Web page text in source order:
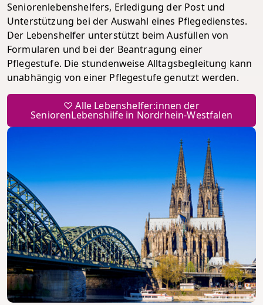
Seniorenlebenshelfers, Erledigung der Post und
Unterstützung bei der Auswahl eines Pflegedienstes.
Der Lebenshelfer unterstützt beim Ausfüllen von
Formularen und bei der Beantragung einer
Pflegestufe. Die stundenweise Alltagsbegleitung kann
unabhängig von einer Pflegestufe genutzt werden.
♡ Alle Lebenshelfer:innen der
SeniorenLebenshilfe in Nordrhein-Westfalen